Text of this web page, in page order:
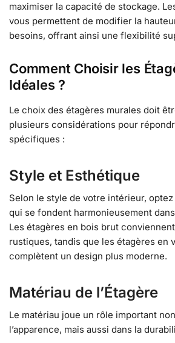
maximiser la capacité de stockage.
vous permettent de modifier la
besoins, offrant ainsi une flexibilité
Comment Choisir les
Idéales ?
Le choix des étagères murales doit
plusieurs considérations pour
spécifiques :
Style et Esthétique
Selon le style de votre intérieur,
qui se fondent harmonieusement
Les étagères en bois brut
rustiques, tandis que les étagères en
complètent un design plus moderne.
Matériau de l’Étagère
Le matériau joue un rôle important
l’apparence, mais aussi dans la